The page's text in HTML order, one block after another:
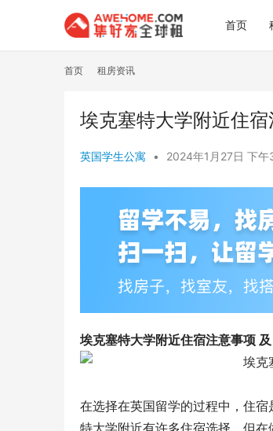
首页
首页 租房资讯
埃克塞特大学附近住
英国学生公寓 • 2024年1月27日 下午
埃克塞特大学附近住宿注意事项
在选择在英国留学的过程中，住